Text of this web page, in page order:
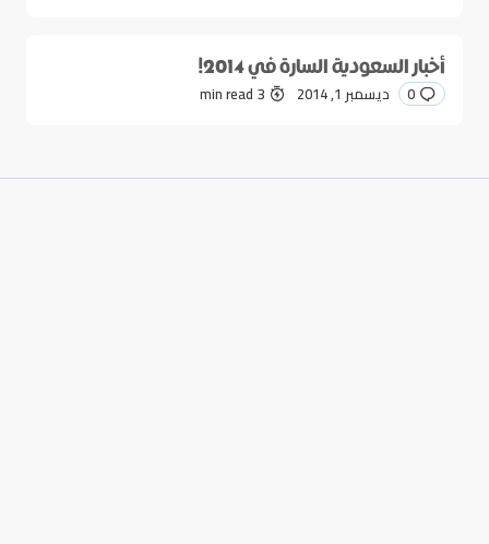
أخبار السعودية السارة في 2014!
0 ديسمبر 1, 2014 3 min read